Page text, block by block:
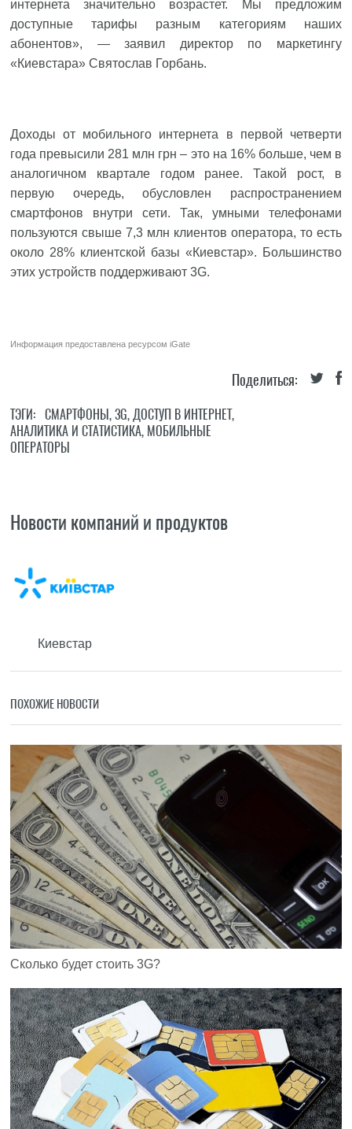
интернета значительно возрастет. Мы предложим
доступные тарифы разным категориям наших
абонентов», — заявил директор по маркетингу
«Киевстара» Святослав Горбань.
Доходы от мобильного интернета в первой четверти
года превысили 281 млн грн – это на 16% больше, чем в
аналогичном квартале годом ранее. Такой рост, в
первую очередь, обусловлен распространением
смартфонов внутри сети. Так, умными телефонами
пользуются свыше 7,3 млн клиентов оператора, то есть
около 28% клиентской базы «Киевстар». Большинство
этих устройств поддерживают 3G.
Информация предоставлена ресурсомiGate
Поделиться:
ТЭГИ: СМАРТФОНЫ,3G, ДОСТУП В ИНТЕРНЕТ,
АНАЛИТИКА И СТАТИСТИКА, МОБИЛЬНЫЕ
ОПЕРАТОРЫ
Новости компаний и продуктов
Киевстар
ПОХОЖИЕ НОВОСТИ
Сколько будет стоить 3G?